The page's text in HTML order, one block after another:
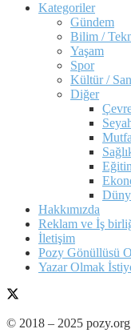
Kategoriler
Gündem
Bilim /
Yaşam
Spor
Kültür /
Diğer
Hakkımızda
Reklam ve İş
İletişim
Pozy Gönüllüsü
Yazar Olmak
© 2018 – 2025